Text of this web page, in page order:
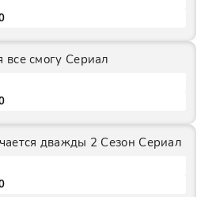
смогу Сериал
дважды 2 Сезон Сериал